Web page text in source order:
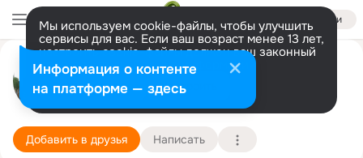
Войти
Мы используем cookie-файлы, чтобы улучшить
сервисы для вас. Если ваш возраст менее 13 лет,
настроить cookie-файлы должен ваш законный
представитель. Больше информации
Разрешить все Настроить
Дмитрий Р.
Москва
6 июля (62 года)
63 школа (с профильными классами при миэм
Подробнее
Добавить в друзья Написать
Информация о контенте
на платформе — здесь